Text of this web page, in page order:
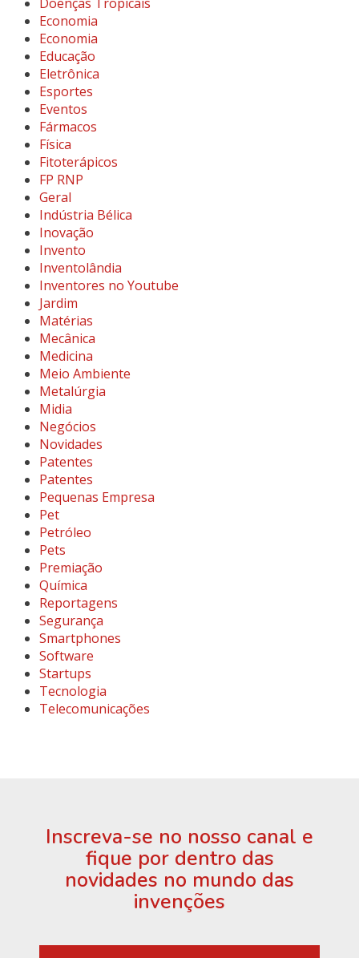
Economia
Economia
Educação
Eletrônica
Esportes
Eventos
Fármacos
Física
Fitoterápicos
FP RNP
Geral
Indústria Bélica
Inovação
Invento
Inventolândia
Inventores no Youtube
Jardim
Matérias
Mecânica
Medicina
Meio Ambiente
Metalúrgia
Midia
Negócios
Novidades
Patentes
Patentes
Pequenas Empresa
Pet
Petróleo
Pets
Premiação
Química
Reportagens
Segurança
Smartphones
Software
Startups
Tecnologia
Telecomunicações
Inscreva-se no nosso canal e
fique por dentro das
novidades no mundo das
invenções